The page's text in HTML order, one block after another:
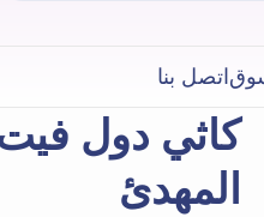
اتصل بنا
كاثي دول
المهدئ